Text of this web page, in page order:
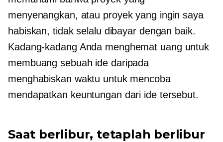
menyenangkan, atau proyek yang ingin saya
habiskan, tidak selalu dibayar dengan baik.
Kadang-kadang Anda menghemat uang untuk
membuang sebuah ide daripada
menghabiskan waktu untuk mencoba
mendapatkan keuntungan dari ide tersebut.
Saat berlibur, tetaplah berlibur